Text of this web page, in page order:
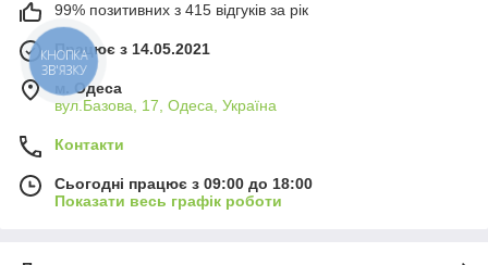
99% позитивних з 415 відгуків за рік
Працює з 14.05.2021
м. Одеса
вул.Базова, 17, Одеса, Україна
Контакти
Сьогодні працює з 09:00 до 18:00
Показати весь графік роботи
КНОПКА
ЗВ'ЯЗКУ